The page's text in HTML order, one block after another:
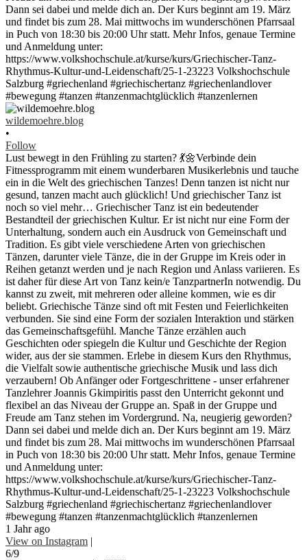
wildemoehre.blog
•
Follow
Lust bewegt in den Frühling zu starten? 💃🌼Verbinde dein
Fitnessprogramm mit einem wunderbaren Musikerlebnis und tauche
ein in die Welt des griechischen Tanzes! Denn tanzen ist nicht nur
gesund, tanzen macht auch glücklich! Und griechischer Tanz ist
noch so viel mehr… Griechischer Tanz ist ein bedeutender
Bestandteil der griechischen Kultur. Er ist nicht nur eine Form der
Unterhaltung, sondern auch ein Ausdruck von Gemeinschaft und
Tradition. Es gibt viele verschiedene Arten von griechischen
Tänzen, darunter viele Tänze, die in der Gruppe im Kreis oder in
Reihen getanzt werden und je nach Region und Anlass variieren. Es
ist daher für diese Art von Tanz kein/e TanzpartnerIn notwendig. Du
kannst zu zweit, mit mehreren oder alleine kommen, wie es dir
beliebt. Griechische Tänze sind oft mit Festen und Feierlichkeiten
verbunden. Sie sind eine Form der sozialen Interaktion und stärken
das Gemeinschaftsgefühl. Manche Tänze erzählen auch
Geschichten oder spiegeln die Kultur und Geschichte der Region
wider, aus der sie stammen. Erlebe in diesem Kurs den Rhythmus,
die Vielfalt sowie authentische griechische Musik und lass dich
verzaubern! Ob Anfänger oder Fortgeschrittene - unser erfahrener
Tanzlehrer Joannis Gkimpiritis passt den Unterricht gekonnt und
flexibel an das Niveau der Gruppe an. Spaß in der Gruppe und
Freude am Tanz stehen im Vordergrund. Na, neugierig geworden?
Dann sei dabei und melde dich an. Der Kurs beginnt am 19. März
und findet bis zum 28. Mai mittwochs im wunderschönen Pfarrsaal
in Puch von 18:30 bis 20:00 Uhr statt. Mehr Infos, genaue Termine
und Anmeldung unter:
https://www.volkshochschule.at/kurse/kurs/Griechischer-Tanz-
Rhythmus-Kultur-und-Leidenschaft/25-1-23223 Volkshochschule
Salzburg #griechenland #griechischertanz #griechenlandlover
#bewegung #tanzen #tanzenmachtglücklich #tanzenlernen
1 Jahr ago
View on Instagram |
6/9